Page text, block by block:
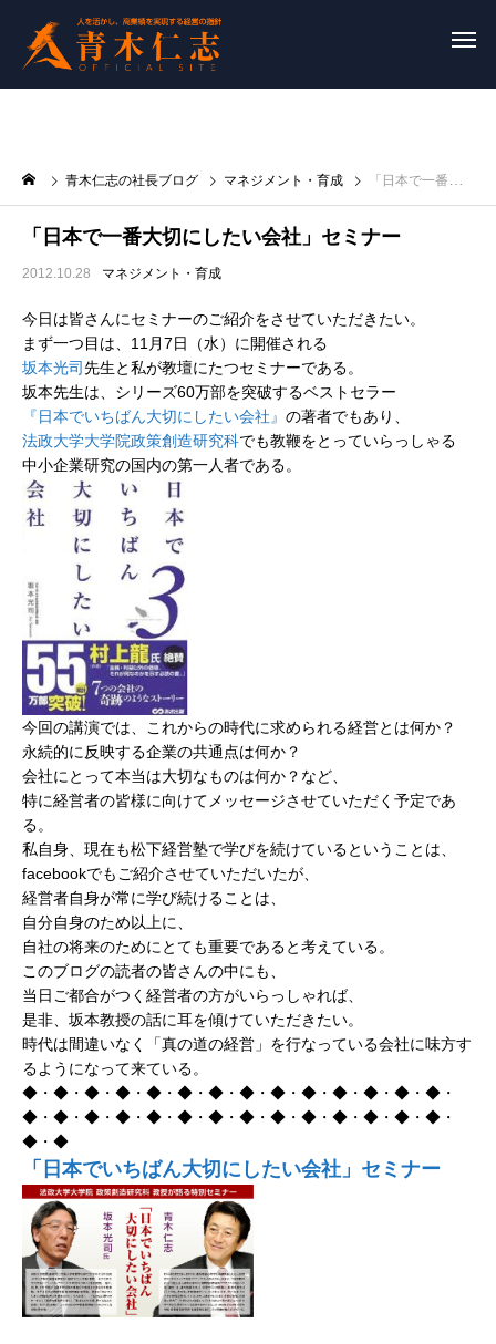
青木仁志の社長ブログ マネジメント・育成 「日本で一番大切にしたい会社」セミナー
「日本で一番大切にしたい会社」セミナー
2012.10.28 マネジメント・育成
今日は皆さんにセミナーのご紹介をさせていただきたい。
まず一つ目は、11月7日（水）に開催される
坂本光司先生と私が教壇にたつセミナーである。
坂本先生は、シリーズ60万部を突破するベストセラー
『日本でいちばん大切にしたい会社』 の著者でもあり、
法政大学大学院政策創造研究科でも教鞭をとっていらっしゃる
中小企業研究の国内の第一人者である。
今回の講演では、これからの時代に求められる経営とは何か？
永続的に反映する企業の共通点は何か？
会社にとって本当は大切なものは何か？など、
特に経営者の皆様に向けてメッセージさせていただく予定であ
る。
私自身、現在も松下経営塾で学びを続けているということは、
facebookでもご紹介させていただいたが、
経営者自身が常に学び続けることは、
自分自身のため以上に、
自社の将来のためにとても重要であると考えている。
このブログの読者の皆さんの中にも、
当日ご都合がつく経営者の方がいらっしゃれば、
是非、坂本教授の話に耳を傾けていただきたい。
時代は間違いなく「真の道の経営」を行なっている会社に味方す
るようになって来ている。
◆・◆・◆・◆・◆・◆・◆・◆・◆・◆・◆・◆・◆・◆・
◆・◆・◆・◆・◆・◆・◆・◆・◆・◆・◆・◆・◆・◆・
◆・◆
「日本でいちばん大切にしたい会社」セミナー